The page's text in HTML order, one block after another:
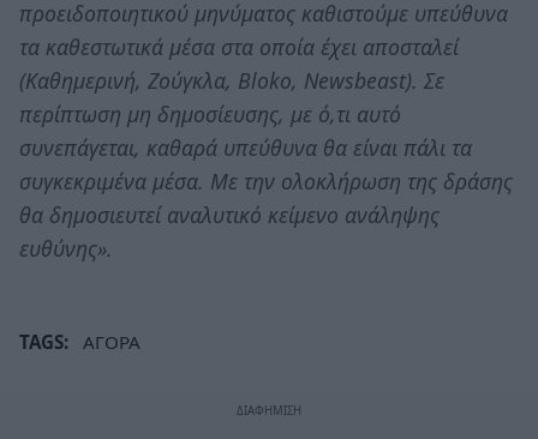
προειδοποιητικού μηνύματος καθιστούμε υπεύθυνα
τα καθεστωτικά μέσα στα οποία έχει αποσταλεί
(Καθημερινή, Ζούγκλα, Bloko, Newsbeast). Σε
περίπτωση μη δημοσίευσης, με ό,τι αυτό
συνεπάγεται, καθαρά υπεύθυνα θα είναι πάλι τα
συγκεκριμένα μέσα. Με την ολοκλήρωση της δράσης
θα δημοσιευτεί αναλυτικό κείμενο ανάληψης
ευθύνης».
TAGS: ΑΓΟΡΑ